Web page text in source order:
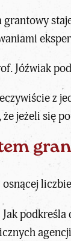
grantowy
Jóźwiak
z
że jeżeli się
osnącej
Jak